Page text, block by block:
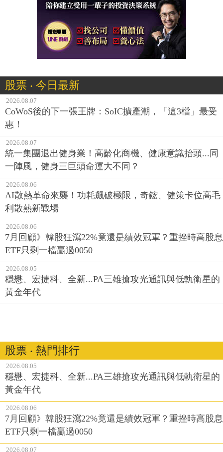
股票 ‧ 今日最新
2026.08.07
CoWoS後的下一張王牌：SoIC擴產潮，「這3檔」最受
惠！
2026.08.07
統一集團退出健身業！高齡化商機、健康意識抬頭...同
一陣風，健身三巨頭命運大不同？
2026.08.06
AI散熱革命來襲！功耗飆破極限，奇鋐、健策卡位高毛
利散熱新戰場
2026.08.06
7月回顧》韓股狂瀉22%竟還是績效冠軍？重挫時高股息
ETF只剩一檔贏過0050
2026.08.05
穩懋、宏捷科、全新...PA三雄搶攻光通訊與低軌衛星的
黃金年代
股票 ‧ 熱門排行
2026.08.05
穩懋、宏捷科、全新...PA三雄搶攻光通訊與低軌衛星的
黃金年代
2026.08.06
7月回顧》韓股狂瀉22%竟還是績效冠軍？重挫時高股息
ETF只剩一檔贏過0050
2026.08.07